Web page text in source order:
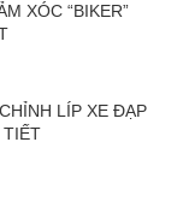
XÓC “BIKER”
LÍP XE ĐẠP
TIẾT